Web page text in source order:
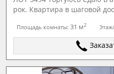
рок. Квартира в шаговой
Площадь комнаты:31 м2